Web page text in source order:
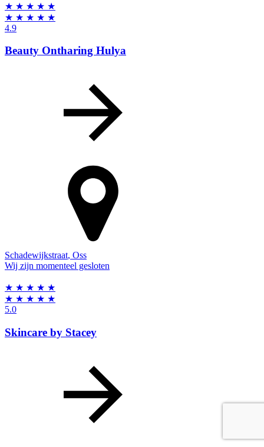
★ ★ ★ ★ ★
★ ★ ★ ★ ★
4.9
Beauty Ontharing Hulya
Schadewijkstraat, Oss
Wij zijn momenteel gesloten
★ ★ ★ ★ ★
★ ★ ★ ★ ★
5.0
Skincare by Stacey